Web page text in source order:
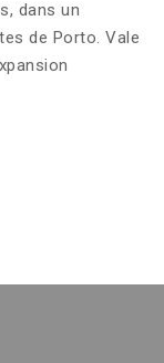
dans un
de Porto. Vale